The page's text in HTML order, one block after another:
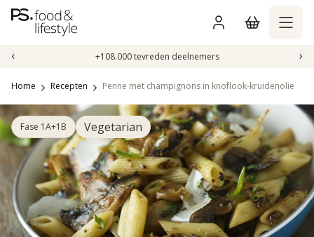
Naar
inhoud
‹ +108.000 tevreden deelnemers ›
Home Recepten Penne met champignons in knoflook-kruidenolie
Fase 1A+1B Vegetarian